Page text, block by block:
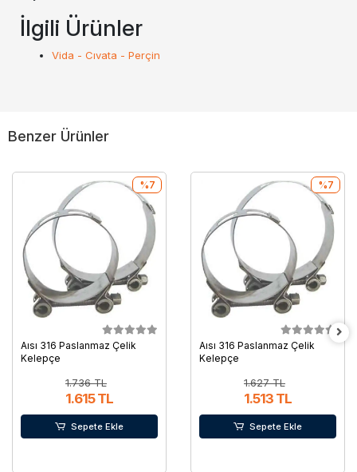
İlgili Ürünler
Vida - Cıvata - Perçin
Benzer Ürünler
Aısı 316 Paslanmaz Çelik
Kelepçe
1.736 TL
1.615 TL
%7
Sepete Ekle
Aısı 316 Paslanmaz Çelik
Kelepçe
1.627 TL
1.513 TL
%7
Sepete Ekle